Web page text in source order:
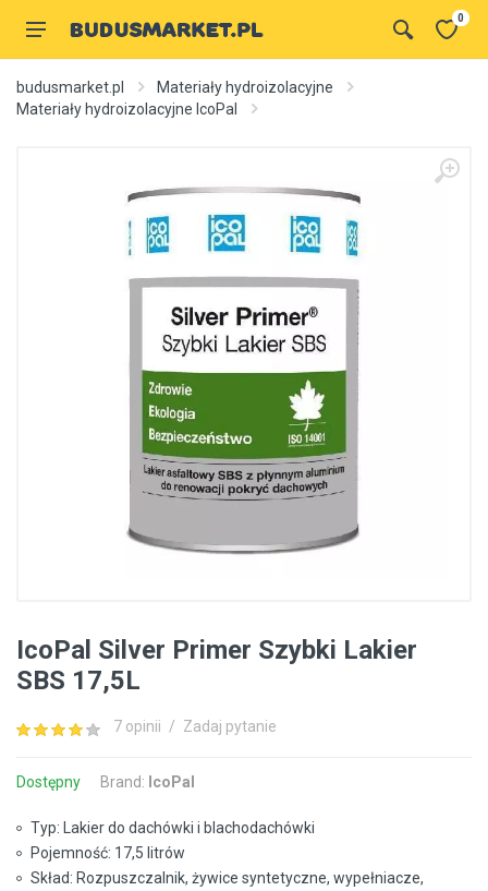
0
budusmarket.pl
Materiały hydroizolacyjne
Materiały hydroizolacyjne IcoPal
IcoPal Silver Primer Szybki Lakier
SBS 17,5L
7 opinii / Zadaj pytanie
Dostępny Brand: IcoPal
Typ: Lakier do dachówki i blachodachówki
Pojemność: 17,5 litrów
Skład: Rozpuszczalnik, żywice syntetyczne, wypełniacze,